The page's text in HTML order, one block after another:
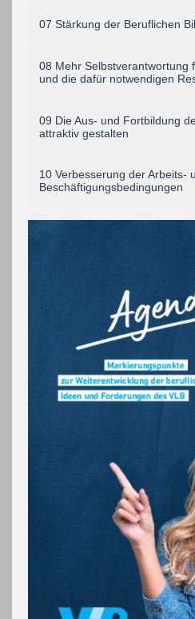
07 Stärkung der Beruflichen
08 Mehr Selbstverantwortung
und die dafür notwendigen
09 Die Aus- und Fortbildung
attraktiv gestalten
10 Verbesserung der Arbeits-
Beschäftigungsbedingungen